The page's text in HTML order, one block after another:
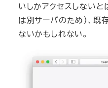
いしかアクセスしないと
は別サーバのため）、
ないかもしれない。